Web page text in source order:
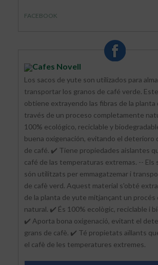
FACEBOOK
Cafes Novell
Los sacos de yute son utilizados para
transportar los granos de café verde.
obtiene extrayendo las fibras de la planta
través de un proceso completamente
100% ecológico, reciclable y
buena oxigenación, evitando el deterioro
de café. ✔️ Tiene propiedades aislantes
café de las temperaturas extremas. -- Els
són utilitzats per emmagatzemar i
de cafè verd. Aquest material s'obté
de la planta de yute mitjançant un
natural. ✔️ És 100% ecològic, reciclable i
✔️ Aporta bona oxigenació, evitant el
grans de cafè. ✔️ Té propietats aïllants
el cafè de les temperatures extremes.